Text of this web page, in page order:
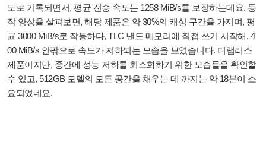
도로 기록되면서, 평균 전송 속도는 1258 MiB/s를 보장하는데요. 동
작 양상을 살펴보면, 해당 제품은 약 30%의 캐싱 구간을 가지며, 평
균 3000 MiB/s로 작동하다, TLC 낸드 메모리에 직접 쓰기 시작해, 4
00 MiB/s 안팎으로 속도가 저하되는 모습을 보였습니다. 디램리스
제품이지만, 중간에 성능 저하를 최소화하기 위한 모습들을 확인할
수 있고, 512GB 모델의 모든 공간을 채우는 데 까지는 약 18분이 소
요되었네요.